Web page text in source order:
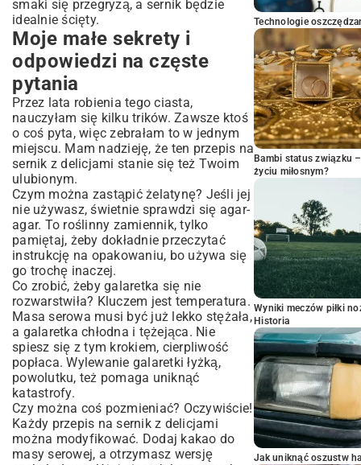
smaki się przegryzą, a sernik będzie
idealnie ścięty.
Moje małe sekrety i
odpowiedzi na częste
pytania
Przez lata robienia tego ciasta,
nauczyłam się kilku trików. Zawsze ktoś
o coś pyta, więc zebrałam to w jednym
miejscu. Mam nadzieję, że ten przepis na
sernik z delicjami stanie się też Twoim
ulubionym.
Czym można zastąpić żelatynę? Jeśli jej
nie używasz, świetnie sprawdzi się agar-
agar. To roślinny zamiennik, tylko
pamiętaj, żeby dokładnie przeczytać
instrukcję na opakowaniu, bo używa się
go trochę inaczej.
Co zrobić, żeby galaretka się nie
rozwarstwiła? Kluczem jest temperatura.
Masa serowa musi być już lekko stężała,
a galaretka chłodna i tężejąca. Nie
spiesz się z tym krokiem, cierpliwość
popłaca. Wylewanie galaretki łyżką,
powolutku, też pomaga uniknąć
katastrofy.
Czy można coś pozmieniać? Oczywiście!
Każdy przepis na sernik z delicjami
można modyfikować. Dodaj kakao do
masy serowej, a otrzymasz wersję
Technologie
Bambi status związku
życiu miłosnym?
Wyniki meczów piłki
Historia
Jak uniknąć oszustw